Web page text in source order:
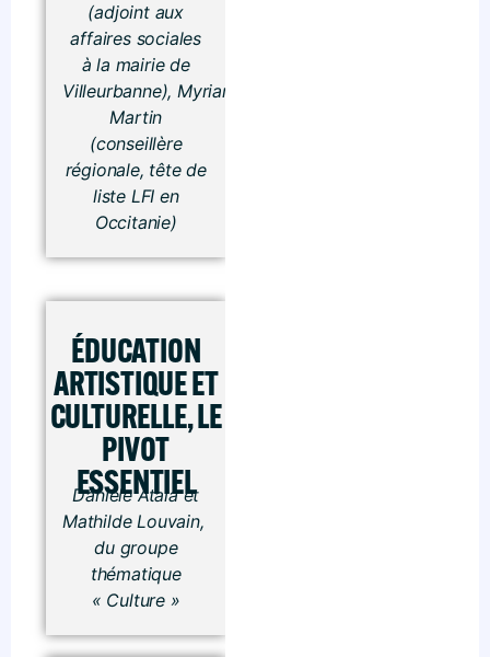
(adjoint aux
affaires sociales
à la mairie de
Villeurbanne), Myriam
Martin
(conseillère
régionale, tête de
liste LFI en
Occitanie)
ÉDUCATION
ARTISTIQUE ET
CULTURELLE, LE
PIVOT
ESSENTIEL
Danièle Atala et
Mathilde Louvain,
du groupe
thématique
« Culture »